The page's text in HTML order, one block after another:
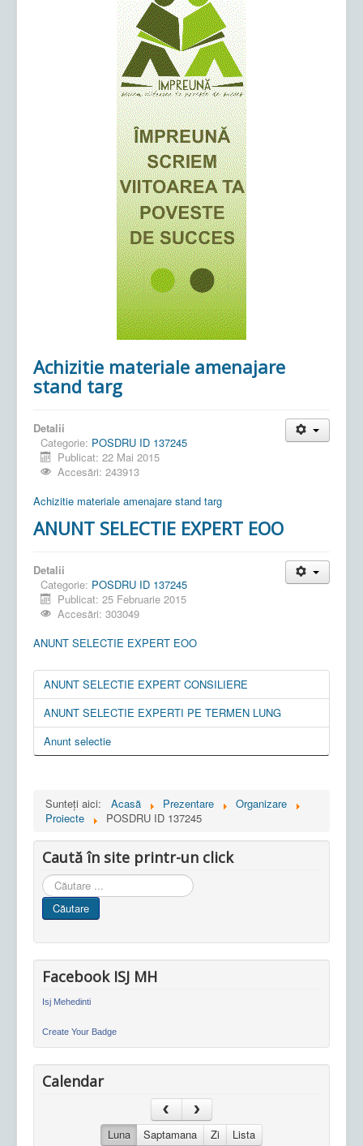
Achizitie materiale amenajare
stand targ
Detalii
Categorie: POSDRU ID 137245
Publicat: 22 Mai 2015
Accesări: 243913
Achizitie materiale amenajare stand targ
ANUNT SELECTIE EXPERT EOO
Detalii
Categorie: POSDRU ID 137245
Publicat: 25 Februarie 2015
Accesări: 303049
ANUNT SELECTIE EXPERT EOO
ANUNT SELECTIE EXPERT CONSILIERE
ANUNT SELECTIE EXPERTI PE TERMEN LUNG
Anunt selectie
Sunteți aici: Acasă Prezentare
Organizare
Proiecte
POSDRU ID 137245
Caută în site printr-un click
Cauta
in
site
Căutare
Facebook ISJ MH
Isj Mehedinti
Create Your Badge
Calendar
Luna Saptamana Zi Lista